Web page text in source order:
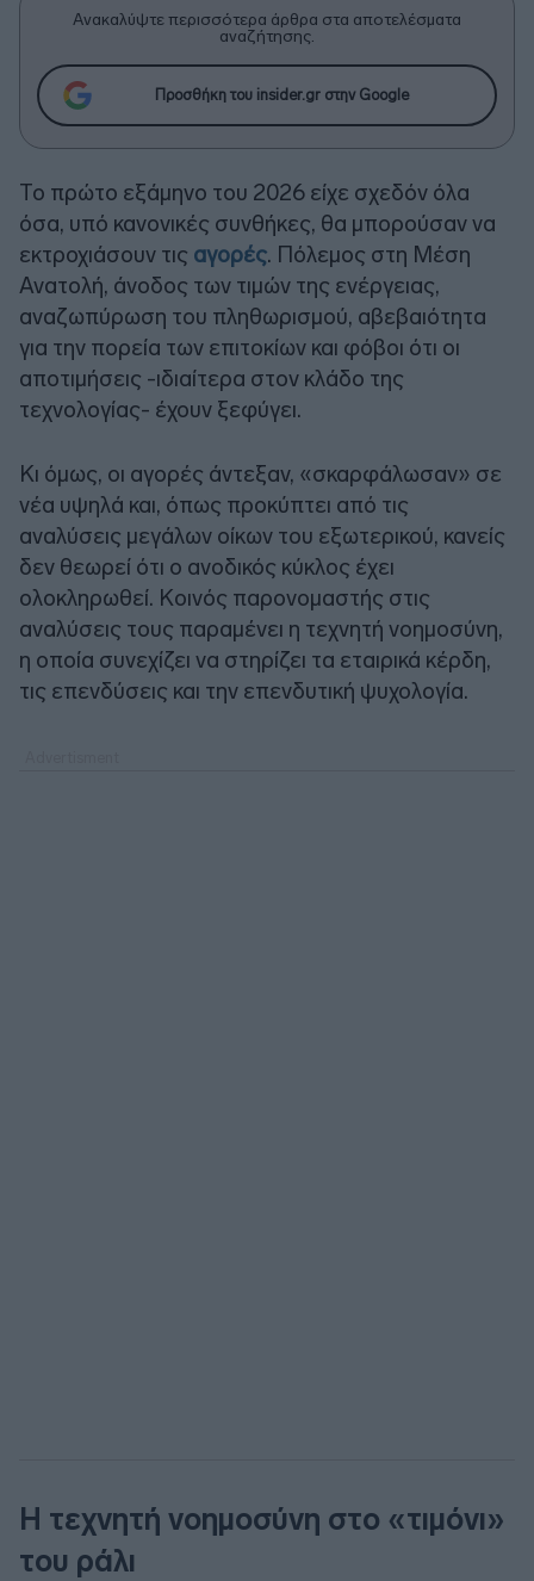
Ανακαλύψτε περισσότερα άρθρα στα αποτελέσματα
αναζήτησης.
Προσθήκη του insider.gr στην Google
Το πρώτο εξάμηνο του 2026 είχε σχεδόν όλα
όσα, υπό κανονικές συνθήκες, θα μπορούσαν να
εκτροχιάσουν τις αγορές. Πόλεμος στη Μέση
Ανατολή, άνοδος των τιμών της ενέργειας,
αναζωπύρωση του πληθωρισμού, αβεβαιότητα
για την πορεία των επιτοκίων και φόβοι ότι οι
αποτιμήσεις -ιδιαίτερα στον κλάδο της
τεχνολογίας- έχουν ξεφύγει.
Κι όμως, οι αγορές άντεξαν, «σκαρφάλωσαν» σε
νέα υψηλά και, όπως προκύπτει από τις
αναλύσεις μεγάλων οίκων του εξωτερικού, κανείς
δεν θεωρεί ότι ο ανοδικός κύκλος έχει
ολοκληρωθεί. Κοινός παρονομαστής στις
αναλύσεις τους παραμένει η τεχνητή νοημοσύνη,
η οποία συνεχίζει να στηρίζει τα εταιρικά κέρδη,
τις επενδύσεις και την επενδυτική ψυχολογία.
Η τεχνητή νοημοσύνη στο «τιμόνι»
του ράλι